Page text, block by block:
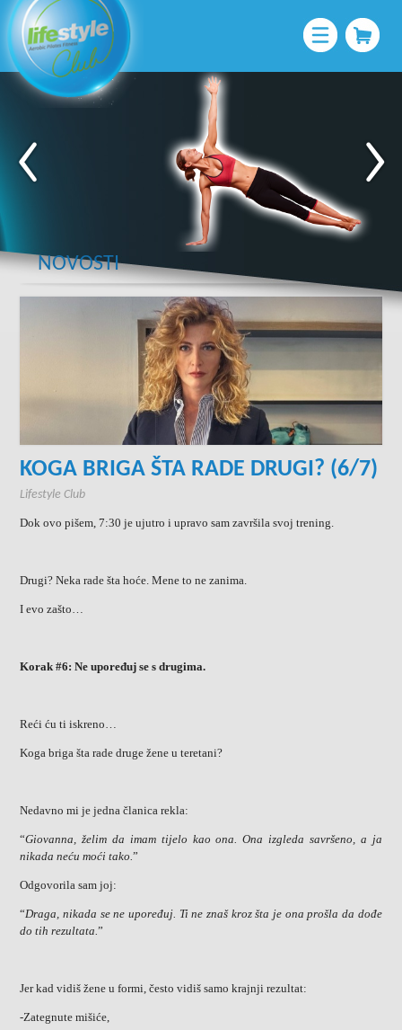
NOVOSTI
KOGA BRIGA ŠTA RADE DRUGI? (6/7)
Lifestyle Club
Dok ovo pišem, 7:30 je ujutro i upravo sam završila svoj trening.
Drugi? Neka rade šta hoće. Mene to ne zanima.
I evo zašto…
Korak #6: Ne upoređuj se s drugima.
Reći ću ti iskreno…
Koga briga šta rade druge žene u teretani?
Nedavno mi je jedna članica rekla:
“Giovanna, želim da imam tijelo kao ona. Ona izgleda savršeno, a ja
nikada neću moći tako.”
Odgovorila sam joj:
“Draga, nikada se ne upoređuj. Ti ne znaš kroz šta je ona prošla da dođe
do tih rezultata.”
Jer kad vidiš žene u formi, često vidiš samo krajnji rezultat:
-Zategnute mišiće,